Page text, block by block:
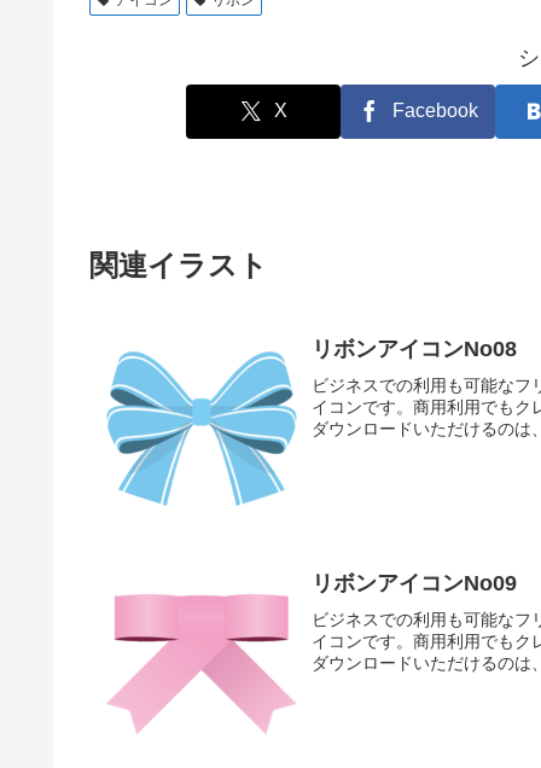
X Facebook
関連イラスト
リボンアイコンNo08
ビジネスでの利用も可能な
イコンです。商用利用でもク
ダウンロードいただけるの
リボンアイコンNo09
ビジネスでの利用も可能な
イコンです。商用利用でもク
ダウンロードいただけるの